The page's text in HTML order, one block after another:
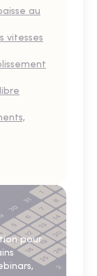
au
vitesses
pour